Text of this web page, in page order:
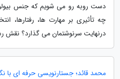
دست روبه رو می شویم که جنس
چه تأثیری بر مهارت ها، رفتارها،
درنهایت سرنوشتمان می گذارد؟ نقش
محمد قائد؛ جستارنویسی حرفه ای با